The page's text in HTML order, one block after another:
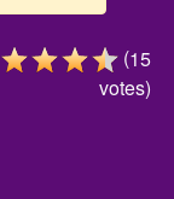
(15
votes)